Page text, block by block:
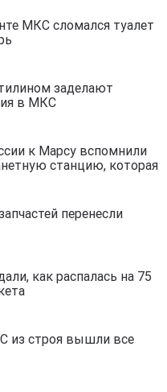
МКС сломался туалет
заделают
в МКС
к Марсу вспомнили
станцию, которая
перенесли
как распалась на 75
из строя вышли все